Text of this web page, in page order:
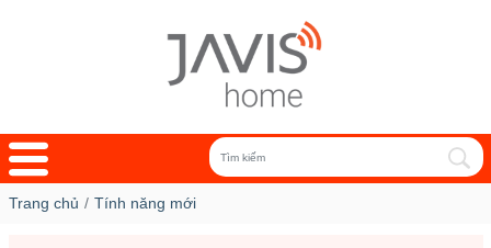
Trang chủ Tính năng mới